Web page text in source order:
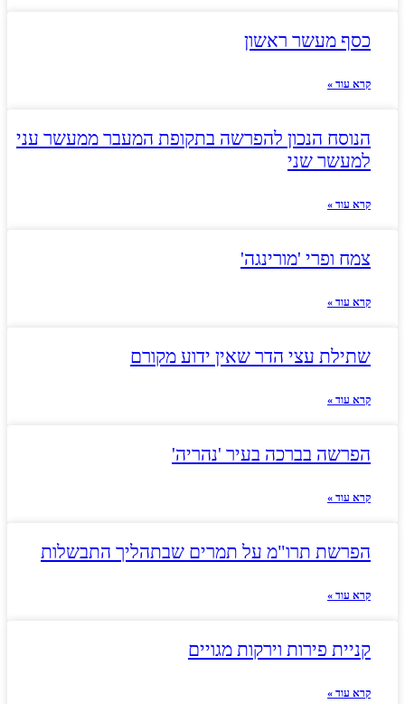
כסף מעשר ראשון
קרא עוד »
הנוסח הנכון להפרשה בתקופת המעבר ממעשר עני
למעשר שני
קרא עוד »
צמח ופרי 'מורינגה'
קרא עוד »
שתילת עצי הדר שאין ידוע מקורם
קרא עוד »
הפרשה בברכה בעיר 'נהריה'
קרא עוד »
הפרשת תרו"מ על תמרים שבתהליך התבשלות
קרא עוד »
קניית פירות וירקות מגויים
קרא עוד »